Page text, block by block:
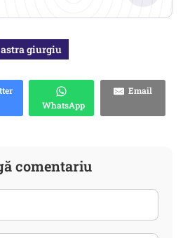
astra giurgiu
WhatsApp
Email
comentariu